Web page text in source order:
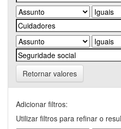
Retornar valores
Adicionar filtros:
Utilizar filtros para refinar o